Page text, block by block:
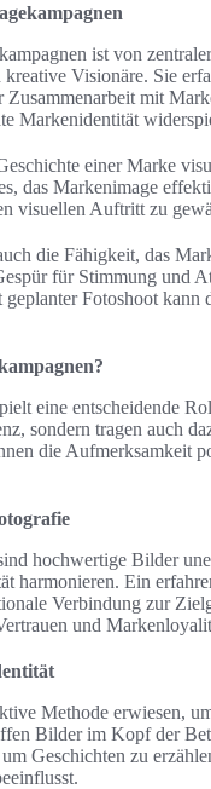
ist von
Visionäre. Sie
Zusammenarbeit mit
Markenidentität
einer Marke
das Markenimage
visuellen Auftritt zu
die Fähigkeit, das
für Stimmung und
Fotoshoot
eine entscheidende
sondern tragen auch
die Aufmerksamkeit
hochwertige Bilder
harmonieren. Ein
Verbindung zur
und
Methode erwiesen,
Bilder im Kopf der
Geschichten zu